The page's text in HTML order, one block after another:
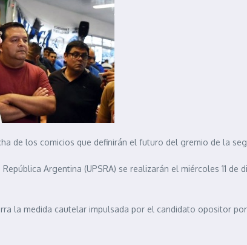
de los comicios que definirán el futuro del gremio de la
Argentina (UPSRA) se realizarán el miércoles 11 de
la medida cautelar impulsada por el candidato opositor